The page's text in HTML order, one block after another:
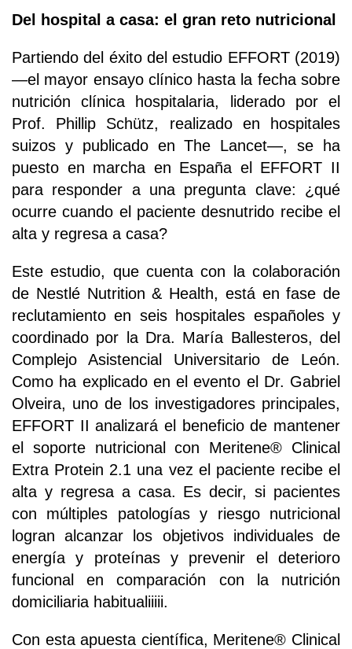
Del hospital a casa: el gran reto nutricional
Partiendo del éxito del estudio EFFORT (2019)
—el mayor ensayo clínico hasta la fecha sobre
nutrición clínica hospitalaria, liderado por el
Prof. Phillip Schütz, realizado en hospitales
suizos y publicado en The Lancet—, se ha
puesto en marcha en España el EFFORT II
para responder a una pregunta clave: ¿qué
ocurre cuando el paciente desnutrido recibe el
alta y regresa a casa?
Este estudio, que cuenta con la colaboración
de Nestlé Nutrition & Health, está en fase de
reclutamiento en seis hospitales españoles y
coordinado por la Dra. María Ballesteros, del
Complejo Asistencial Universitario de León.
Como ha explicado en el evento el Dr. Gabriel
Olveira, uno de los investigadores principales,
EFFORT II analizará el beneficio de mantener
el soporte nutricional con Meritene® Clinical
Extra Protein 2.1 una vez el paciente recibe el
alta y regresa a casa. Es decir, si pacientes
con múltiples patologías y riesgo nutricional
logran alcanzar los objetivos individuales de
energía y proteínas y prevenir el deterioro
funcional en comparación con la nutrición
domiciliaria habitualiiiii.
Con esta apuesta científica, Meritene® Clinical